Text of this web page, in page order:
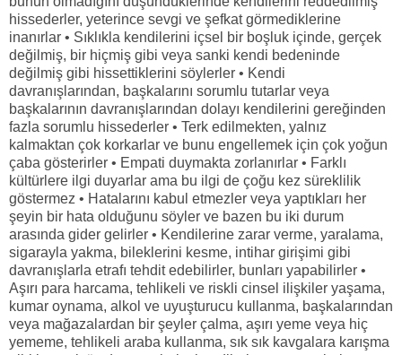
hissederler, yeterince sevgi ve şefkat görmediklerine
inanırlar • Sıklıkla kendilerini içsel bir boşluk içinde, gerçek
değilmiş, bir hiçmiş gibi veya sanki kendi bedeninde
değilmiş gibi hissettiklerini söylerler • Kendi
davranışlarından, başkalarını sorumlu tutarlar veya
başkalarının davranışlarından dolayı kendilerini gereğinden
fazla sorumlu hissederler • Terk edilmekten, yalnız
kalmaktan çok korkarlar ve bunu engellemek için çok yoğun
çaba gösterirler • Empati duymakta zorlanırlar • Farklı
kültürlere ilgi duyarlar ama bu ilgi de çoğu kez süreklilik
göstermez • Hatalarını kabul etmezler veya yaptıkları her
şeyin bir hata olduğunu söyler ve bazen bu iki durum
arasında gider gelirler • Kendilerine zarar verme, yaralama,
sigarayla yakma, bileklerini kesme, intihar girişimi gibi
davranışlarla etrafı tehdit edebilirler, bunları yapabilirler •
Aşırı para harcama, tehlikeli ve riskli cinsel ilişkiler yaşama,
kumar oynama, alkol ve uyuşturucu kullanma, başkalarından
veya mağazalardan bir şeyler çalma, aşırı yeme veya hiç
yememe, tehlikeli araba kullanma, sık sık kavgalara karışma